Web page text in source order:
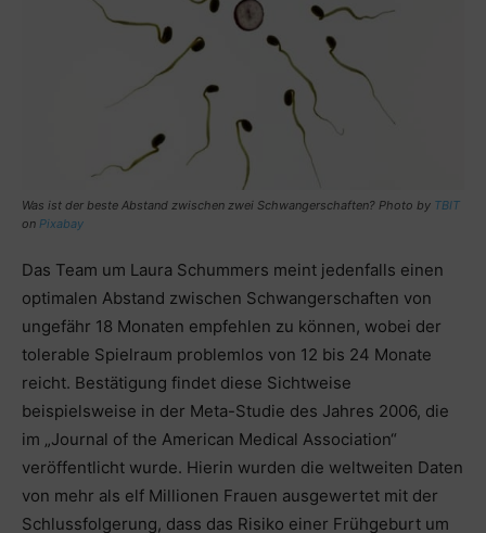
Was ist der beste Abstand zwischen zwei Schwangerschaften? Photo by TBIT
on Pixabay
Das Team um Laura Schummers meint jedenfalls einen
optimalen Abstand zwischen Schwangerschaften von
ungefähr 18 Monaten empfehlen zu können, wobei der
tolerable Spielraum problemlos von 12 bis 24 Monate
reicht. Bestätigung findet diese Sichtweise
beispielsweise in der Meta-Studie des Jahres 2006, die
im „Journal of the American Medical Association“
veröffentlicht wurde. Hierin wurden die weltweiten Daten
von mehr als elf Millionen Frauen ausgewertet mit der
Schlussfolgerung, dass das Risiko einer Frühgeburt um